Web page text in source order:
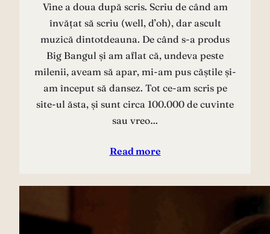
Vine a doua după scris. Scriu de când am
învățat să scriu (well, d’oh), dar ascult
muzică dintotdeauna. De când s-a produs
Big Bangul și am aflat că, undeva peste
milenii, aveam să apar, mi-am pus căștile și-
am început să dansez. Tot ce-am scris pe
site-ul ăsta, și sunt circa 100.000 de cuvinte
sau vreo…
Read more